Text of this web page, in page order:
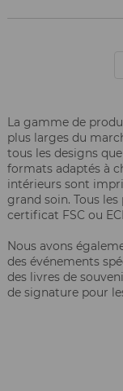
La gamme de
plus larges du
tous les designs
formats adaptés à
intérieurs sont
grand soin. Tous
certificat FSC ou
Nous avons
des événements
des livres de
de signature pour